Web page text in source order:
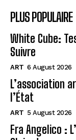
PLUS POPULAIRE
White Cube:
Suivre
ART 6 August 2026
L’association
l’État
ART 5 August 2026
Fra Angelico :